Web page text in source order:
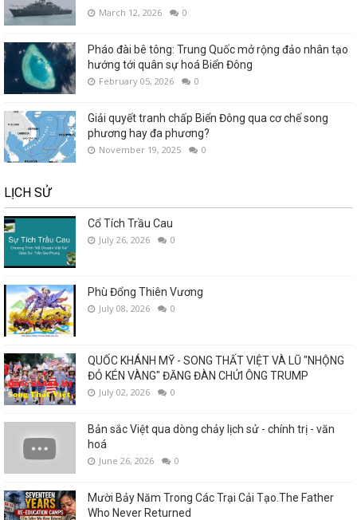
March 12, 2026 0
Pháo đài bê tông: Trung Quốc mở rộng đảo nhân tạo
hướng tới quân sự hoá Biển Đông
February 05, 2026 0
Giải quyết tranh chấp Biển Đông qua cơ chế song
phương hay đa phương?
November 19, 2025 0
LỊCH SỬ
Cổ Tích Trầu Cau
July 26, 2026 0
Phù Đổng Thiên Vương
July 08, 2026 0
QUỐC KHÁNH MỸ - SONG THẤT VIỆT VÀ LŨ "NHỘNG
ĐỎ KÉN VÀNG" ĐĂNG ĐÀN CHỬI ÔNG TRUMP
July 02, 2026 0
Bản sắc Việt qua dòng chảy lịch sử - chính trị - văn
hoá
June 26, 2026 0
Mười Bảy Năm Trong Các Trại Cải Tạo.The Father
Who Never Returned